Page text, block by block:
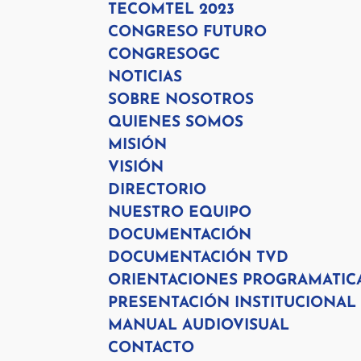
TECOMTEL 2023
CONGRESO FUTURO
CONGRESOGC
NOTICIAS
SOBRE NOSOTROS
QUIENES SOMOS
MISIÓN
VISIÓN
DIRECTORIO
NUESTRO EQUIPO
DOCUMENTACIÓN
DOCUMENTACIÓN TVD
ORIENTACIONES
PRESENTACIÓN INSTITUCIONAL
MANUAL AUDIOVISUAL
CONTACTO